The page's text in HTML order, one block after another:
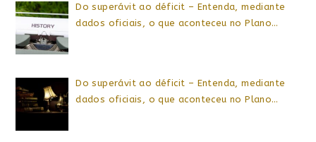
Do superávit ao déficit – Entenda, mediante
dados oficiais, o que aconteceu no Plano…
Do superávit ao déficit – Entenda, mediante
dados oficiais, o que aconteceu no Plano…